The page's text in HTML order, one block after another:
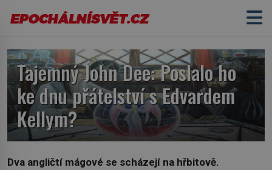
Tajemný John Dee: Poslalo ho
ke dnu přátelství s Edvardem
Kellym?
Dva angličtí mágové se scházejí na hřbitově.